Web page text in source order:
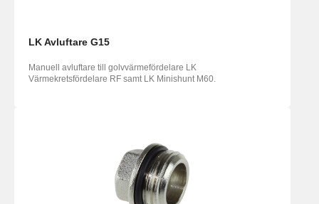
LK Avluftare G15
Manuell avluftare till golvvärmefördelare LK
Värmekretsfördelare RF samt LK Minishunt M60.